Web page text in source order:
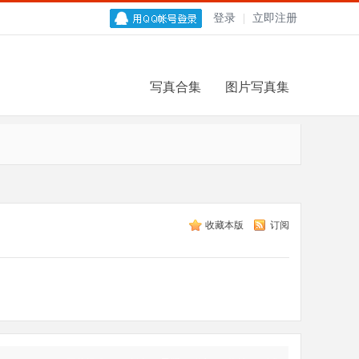
登录 立即注册
写真合集 图片写真集
收藏本版 订阅